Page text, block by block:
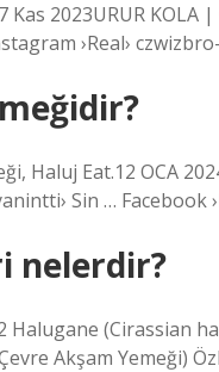
Kas 2023URUR
›Real›
Haluj Eat.12 OCA
Sin … Facebook
nelerdir?
(Cirassian
Akşam Yemeği)